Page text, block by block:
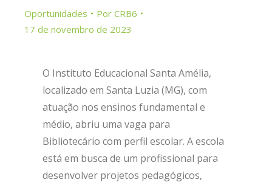
Oportunidades Por CRB6
17 de novembro de 2023
O Instituto Educacional Santa Amélia,
localizado em Santa Luzia (MG), com
atuação nos ensinos fundamental e
médio, abriu uma vaga para
Bibliotecário com perfil escolar. A escola
está em busca de um profissional para
desenvolver projetos pedagógicos,